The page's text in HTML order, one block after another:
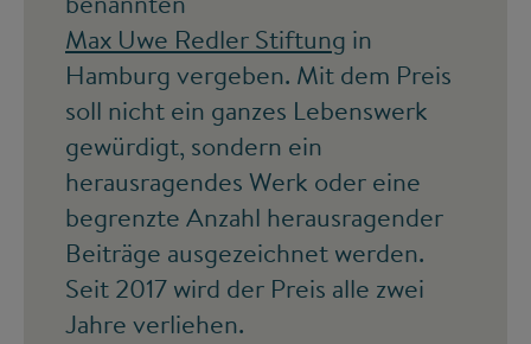
Max Uwe Redler Stiftung in
Hamburg vergeben. Mit dem Preis
soll nicht ein ganzes Lebenswerk
gewürdigt, sondern ein
herausragendes Werk oder eine
begrenzte Anzahl herausragender
Beiträge ausgezeichnet werden.
Seit 2017 wird der Preis alle zwei
Jahre verliehen.